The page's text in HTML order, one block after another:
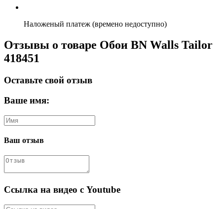
Наложеный платеж (времено недоступно)
Отзывы о товаре Обои BN Walls Tailor
418451
Оставьте свой отзыв
Ваше имя:
Ваш отзыв
Ссылка на видео с Youtube